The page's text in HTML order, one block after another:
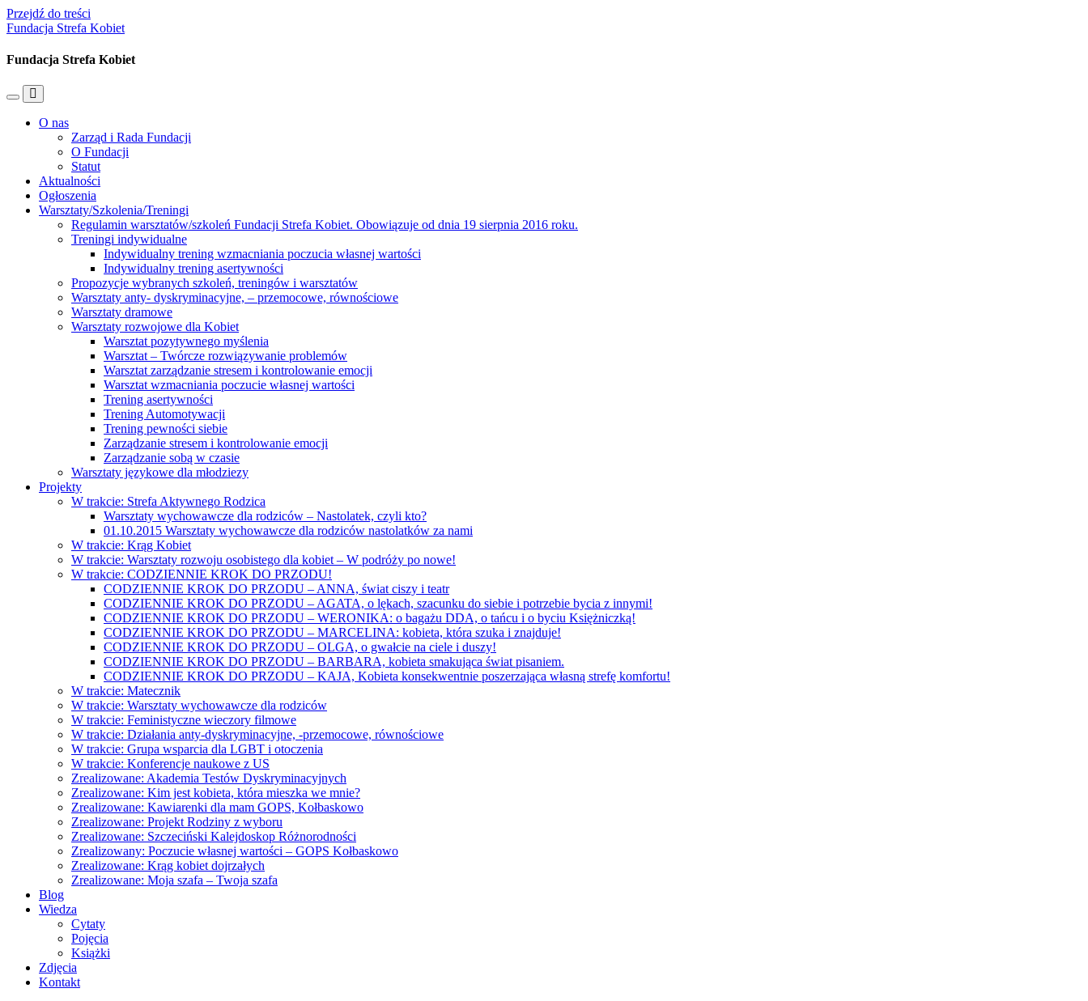
Przejdź do treści
Fundacja Strefa Kobiet
Fundacja Strefa Kobiet
Przełącz
mobilne
Przełącz
pole
wyszukiwania
O nas
Zarząd i Rada Fundacji
O Fundacji
Statut
Aktualności
Ogłoszenia
Warsztaty/Szkolenia/Treningi
Regulamin warsztatów/szkoleń Fundacji Strefa Kobiet. Obowiązuje od dnia 19 sierpnia 2016 roku.
Treningi indywidualne
Indywidualny trening wzmacniania poczucia własnej wartości
Indywidualny trening asertywności
Propozycje wybranych szkoleń, treningów i warsztatów
Warsztaty anty- dyskryminacyjne, – przemocowe, równościowe
Warsztaty dramowe
Warsztaty rozwojowe dla Kobiet
Warsztat pozytywnego myślenia
Warsztat – Twórcze rozwiązywanie problemów
Warsztat zarządzanie stresem i kontrolowanie emocji
Warsztat wzmacniania poczucie własnej wartości
Trening asertywności
Trening Automotywacji
Trening pewności siebie
Zarządzanie stresem i kontrolowanie emocji
Zarządzanie sobą w czasie
Warsztaty językowe dla młodziezy
Projekty
W trakcie: Strefa Aktywnego Rodzica
Warsztaty wychowawcze dla rodziców – Nastolatek, czyli kto?
01.10.2015 Warsztaty wychowawcze dla rodziców nastolatków za nami
W trakcie: Krąg Kobiet
W trakcie: Warsztaty rozwoju osobistego dla kobiet – W podróży po nowe!
W trakcie: CODZIENNIE KROK DO PRZODU!
CODZIENNIE KROK DO PRZODU – ANNA, świat ciszy i teatr
CODZIENNIE KROK DO PRZODU – AGATA, o lękach, szacunku do siebie i potrzebie bycia z innymi!
CODZIENNIE KROK DO PRZODU – WERONIKA: o bagażu DDA, o tańcu i o byciu Księżniczką!
CODZIENNIE KROK DO PRZODU – MARCELINA: kobieta, która szuka i znajduje!
CODZIENNIE KROK DO PRZODU – OLGA, o gwałcie na ciele i duszy!
CODZIENNIE KROK DO PRZODU – BARBARA, kobieta smakująca świat pisaniem.
CODZIENNIE KROK DO PRZODU – KAJA, Kobieta konsekwentnie poszerzająca własną strefę komfortu!
W trakcie: Matecznik
W trakcie: Warsztaty wychowawcze dla rodziców
W trakcie: Feministyczne wieczory filmowe
W trakcie: Działania anty-dyskryminacyjne, -przemocowe, równościowe
W trakcie: Grupa wsparcia dla LGBT i otoczenia
W trakcie: Konferencje naukowe z US
Zrealizowane: Akademia Testów Dyskryminacyjnych
Zrealizowane: Kim jest kobieta, która mieszka we mnie?
Zrealizowane: Kawiarenki dla mam GOPS, Kołbaskowo
Zrealizowane: Projekt Rodziny z wyboru
Zrealizowane: Szczeciński Kalejdoskop Różnorodności
Zrealizowany: Poczucie własnej wartości – GOPS Kołbaskowo
Zrealizowane: Krąg kobiet dojrzałych
Zrealizowane: Moja szafa – Twoja szafa
Blog
Wiedza
Cytaty
Pojęcia
Książki
Zdjęcia
Kontakt